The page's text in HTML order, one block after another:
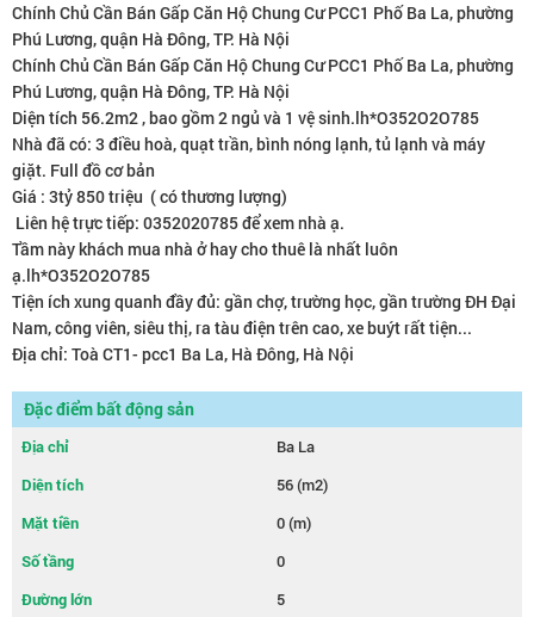
Chính Chủ Cần Bán Gấp Căn Hộ Chung Cư PCC1 Phố Ba La, phường
Phú Lương, quận Hà Đông, TP. Hà Nội
Chính Chủ Cần Bán Gấp Căn Hộ Chung Cư PCC1 Phố Ba La, phường
Phú Lương, quận Hà Đông, TP. Hà Nội
Diện tích 56.2m2 , bao gồm 2 ngủ và 1 vệ sinh.lh*O352O2O785
Nhà đã có: 3 điều hoà, quạt trần, bình nóng lạnh, tủ lạnh và máy
giặt. Full đồ cơ bản
Giá : 3tỷ 850 triệu ( có thương lượng)
Liên hệ trực tiếp: 0352020785 để xem nhà ạ.
Tầm này khách mua nhà ở hay cho thuê là nhất luôn
ạ.lh*O352O2O785
Tiện ích xung quanh đầy đủ: gần chợ, trường học, gần trường ĐH Đại
Nam, công viên, siêu thị, ra tàu điện trên cao, xe buýt rất tiện...
Địa chỉ: Toà CT1- pcc1 Ba La, Hà Đông, Hà Nội
Đặc điểm bất động sản
Địa chỉ
Ba La
Diện tích
56 (m2)
Mặt tiền
0 (m)
Số tầng
0
Đường lớn
5